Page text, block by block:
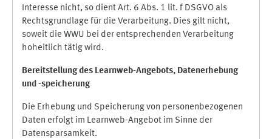
Interesse nicht, so dient Art. 6 Abs. 1 lit. f DSGVO als
Rechtsgrundlage für die Verarbeitung. Dies gilt nicht,
soweit die WWU bei der entsprechenden Verarbeitung
hoheitlich tätig wird.
Bereitstellung des Learnweb-Angebots, Datenerhebung
und -speicherung
Die Erhebung und Speicherung von personenbezogenen
Daten erfolgt im Learnweb-Angebot im Sinne der
Datensparsamkeit.